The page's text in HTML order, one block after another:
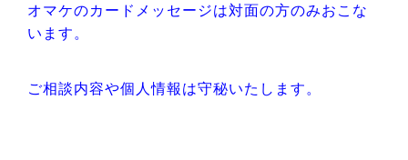
オマケのカードメッセージは対面の方のみおこな
います。
ご相談内容や個人情報は守秘いたします。